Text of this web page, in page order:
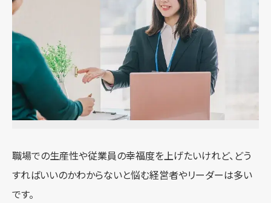
職場での生産性や従業員の幸福度を上げたいけれど、どう
すればいいのかわからないと悩む経営者やリーダーは多い
です。